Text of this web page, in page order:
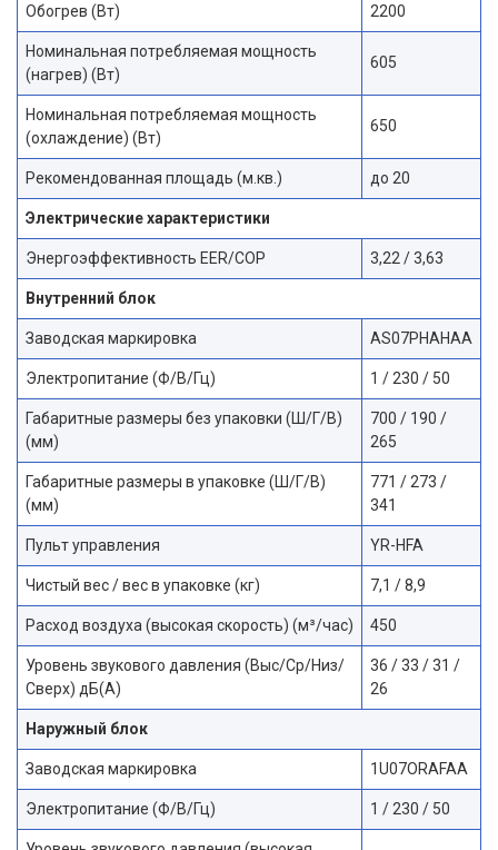
Обогрев (Вт) 2200
Номинальная потребляемая мощность
(нагрев) (Вт)
605
Номинальная потребляемая мощность
(охлаждение) (Вт)
650
Рекомендованная площадь (м.кв.) до 20
Электрические характеристики
Энергоэффективность EER/COP 3,22 / 3,63
Внутренний блок
Заводская маркировка AS07PHAHAA
Электропитание (Ф/В/Гц) 1 / 230 / 50
Габаритные размеры без упаковки (Ш/Г/В)
(мм)
700 / 190 /
265
Габаритные размеры в упаковке (Ш/Г/В)
(мм)
771 / 273 /
341
Пульт управления YR-HFA
Чистый вес / вес в упаковке (кг) 7,1 / 8,9
Расход воздуха (высокая скорость) (м³/час) 450
Уровень звукового давления (Выс/Ср/Низ/
Сверх) дБ(А)
36 / 33 / 31 /
26
Наружный блок
Заводская маркировка 1U07ORAFAA
Электропитание (Ф/В/Гц) 1 / 230 / 50